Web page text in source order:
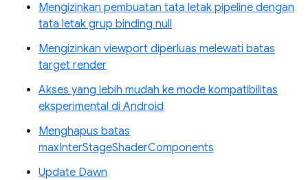
Mengizinkan pembuatan tata letak pipeline dengan
tata letak grup binding null
Mengizinkan viewport diperluas melewati batas
target render
Akses yang lebih mudah ke mode kompatibilitas
eksperimental di Android
Menghapus batas
maxInterStageShaderComponents
Update Dawn